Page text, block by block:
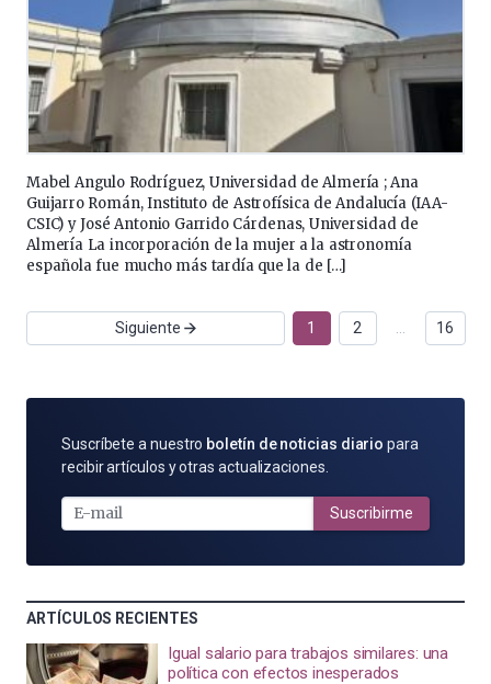
Mabel Angulo Rodríguez, Universidad de Almería ; Ana
Guijarro Román, Instituto de Astrofísica de Andalucía (IAA-
CSIC) y José Antonio Garrido Cárdenas, Universidad de
Almería La incorporación de la mujer a la astronomía
española fue mucho más tardía que la de […]
Siguiente 1 2 16
SUSCRÍBETE
POR
MAIL
Suscríbete a nuestro boletín de noticias diario para
recibir artículos y otras actualizaciones.
Suscribirme
ARTÍCULOS RECIENTES
Igual salario para trabajos similares: una
política con efectos inesperados